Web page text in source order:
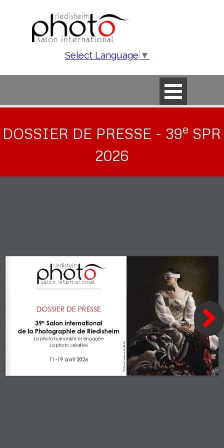
Sauter le menu
Select Language ▼
DOSSIER DE PRESSE - 39e SPR
2026
DOSSIER DE PRESSE
39e Salon international
de la Photographie de Riedisheim
La photo humaniste et engagée
La photo créative
11 -19 avril 2026 © Photo Charlène PLANCHE